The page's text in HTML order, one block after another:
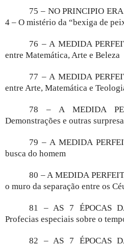
75 – NO PRINCIPIO
4 – O mistério da “bexiga de
76 – A MEDIDA
entre Matemática, Arte e Beleza
77 – A MEDIDA
entre Arte, Matemática e
78 – A MEDIDA
Demonstrações e outras
79 – A MEDIDA
busca do homem
80 – A MEDIDA
o muro da separação entre os
81 – AS 7 ÉPOCAS
Profecias especiais sobre o
82 – AS 7 ÉPOCAS